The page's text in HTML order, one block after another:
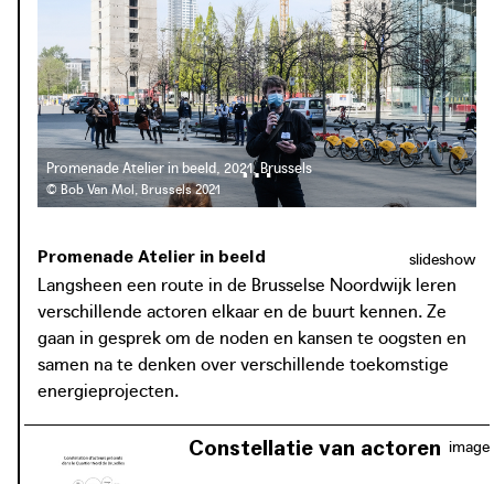
Het project kadert binnen het Europese onderzoekstraject
JPI PED ‘Cities4PEDs’, waarin Brussel, Stockholm en
Wenen kennis en expertise uitwisselen over het
organisatieniveau en de instrumenten die nodig zijn voor
Positive Energy Districts.
Promenade Atelier in beeld, 2021, Brussels
© Bob Van Mol, Brussels 2021
slideshow
Promenade Atelier in beeld
Langsheen een route in de Brusselse Noordwijk leren
verschillende actoren elkaar en de buurt kennen. Ze
gaan in gesprek om de noden en kansen te oogsten en
samen na te denken over verschillende toekomstige
energieprojecten.
image
Constellatie van actoren